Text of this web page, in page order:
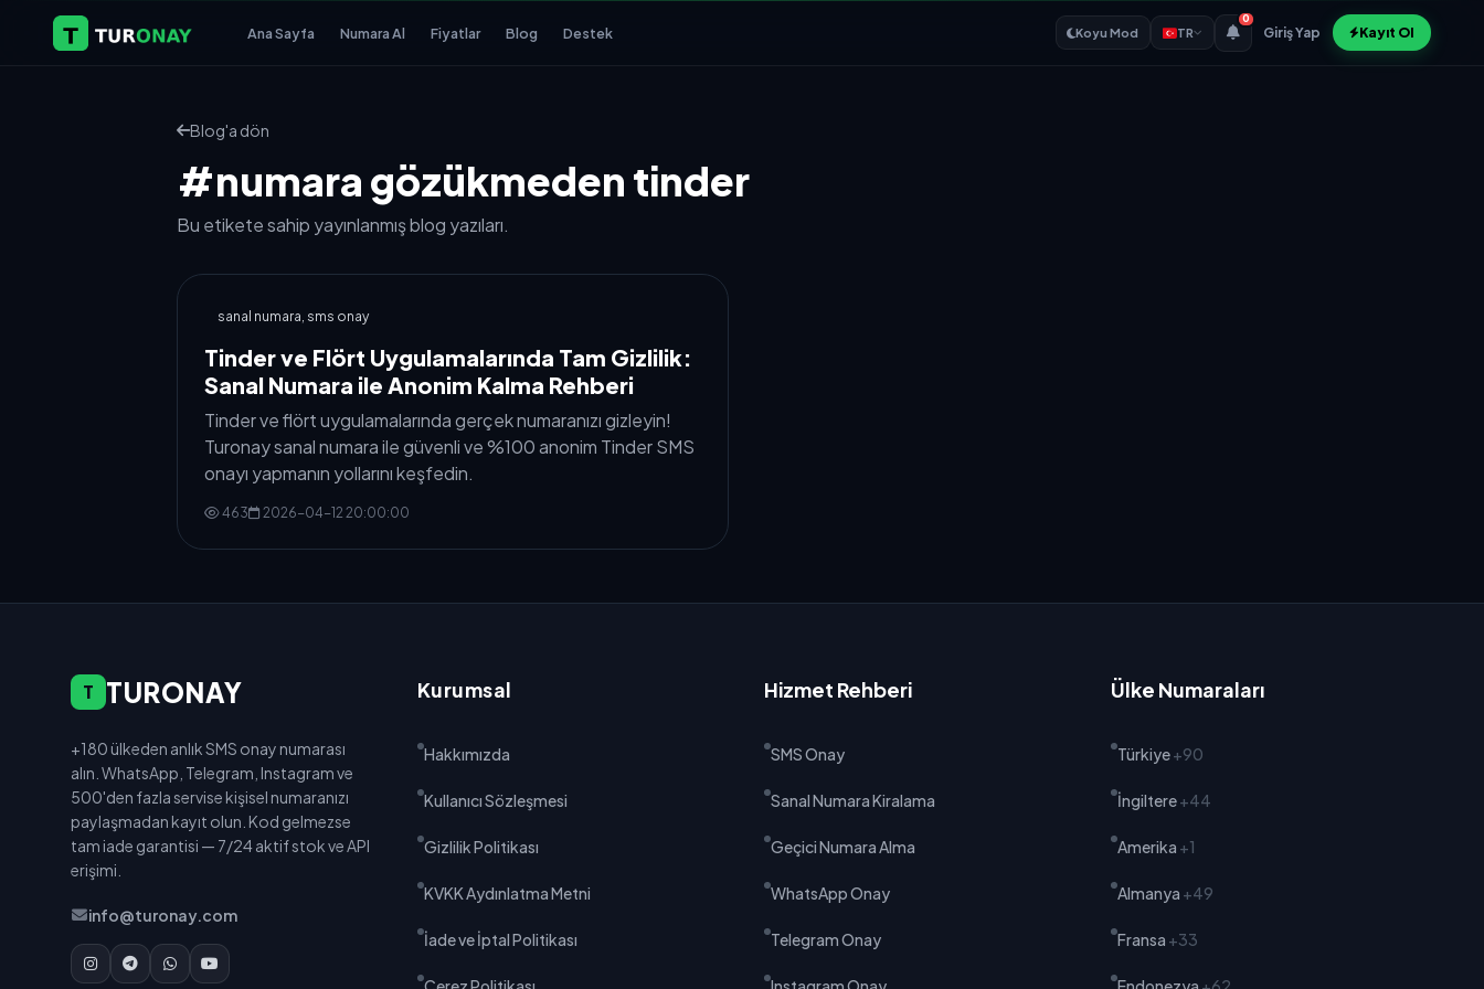
Ana Sayfa Numara Al Fiyatlar Blog Destek Koyu Mod TR
0
Giriş Yap Kayıt Ol
Blog'a dön
#numara gözükmeden tinder
Bu etikete sahip yayınlanmış blog yazıları.
sanal numara, sms onay
Tinder ve Flört Uygulamalarında Tam Gizlilik:
Sanal Numara ile Anonim Kalma Rehberi
Tinder ve flört uygulamalarında gerçek numaranızı gizleyin!
Turonay sanal numara ile güvenli ve %100 anonim Tinder SMS
onayı yapmanın yollarını keşfedin.
463 2026-04-12 20:00:00
T TURONAY
+180 ülkeden anlık SMS onay numarası
alın. WhatsApp, Telegram, Instagram ve
500'den fazla servise kişisel numaranızı
paylaşmadan kayıt olun. Kod gelmezse
tam iade garantisi — 7/24 aktif stok ve API
erişimi.
info@turonay.com
Kurumsal
Hakkımızda
Kullanıcı Sözleşmesi
Gizlilik Politikası
KVKK Aydınlatma Metni
İade ve İptal Politikası
Hizmet Rehberi
SMS Onay
Sanal Numara Kiralama
Geçici Numara Alma
WhatsApp Onay
Telegram Onay
Ülke Numaraları
Türkiye+90
İngiltere+44
Amerika +1
Almanya +49
Fransa +33